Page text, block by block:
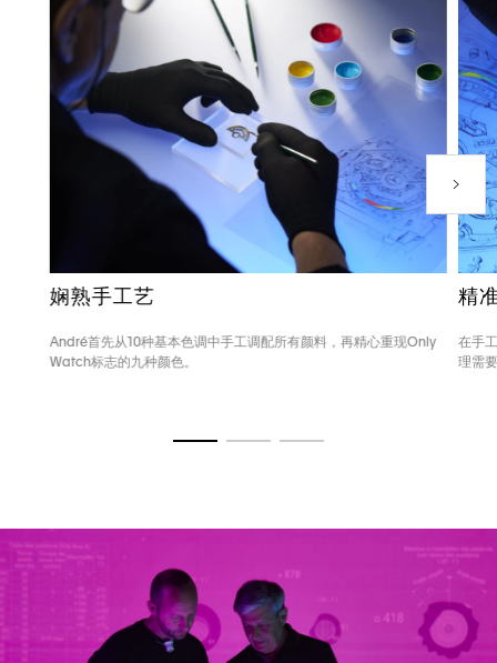
下一
娴熟手工艺
André首先从10种基本色调中手工调配所有颜料，再精心重现Only
Watch标志的九种颜色。
精
在手
理需